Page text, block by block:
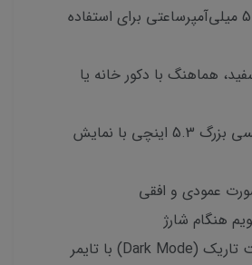
باتری قدرتمند 5000 میلی‌آمپرساعتی برای استفاده
هماهنگ با دکور خانه یا
صفحه نمایش لمسی بزرگ 5.3 اینچی با نمایش
عمودی و افقی
هنگام شارژ
امکان تنظیم حالت تاریک (Dark Mode) با تایمر